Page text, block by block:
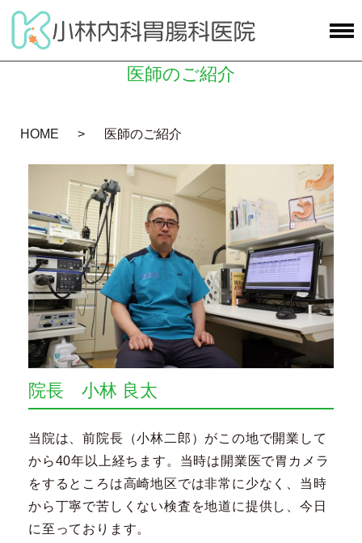
医師のご紹介
HOME 医師のご紹介
院長 小林 良太
当院は、前院長（小林二郎）がこの地で開業して
から40年以上経ちます。当時は開業医で胃カメラ
をするところは高崎地区では非常に少なく、当時
から丁寧で苦しくない検査を地道に提供し、今日
に至っております。